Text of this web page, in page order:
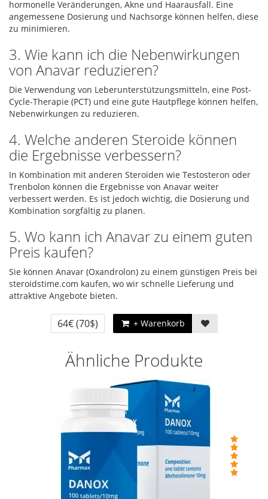
hormonelle Veränderungen, Akne und Haarausfall. Eine
angemessene Dosierung und Nachsorge können helfen, diese
zu minimieren.
3. Wie kann ich die Nebenwirkungen
von Anavar reduzieren?
Die Verwendung von Leberunterstützungsmitteln, eine Post-
Cycle-Therapie (PCT) und eine gute Hautpflege können helfen,
Nebenwirkungen zu reduzieren.
4. Welche anderen Steroide können
die Ergebnisse verbessern?
In Kombination mit anderen Steroiden wie Testosteron oder
Trenbolon können die Ergebnisse von Anavar weiter
verbessert werden. Es ist jedoch wichtig, die Dosierung und
Kombination sorgfältig zu planen.
5. Wo kann ich Anavar zu einem guten
Preis kaufen?
Sie können Anavar (Oxandrolon) zu einem günstigen Preis bei
steroidstime.com kaufen, wo wir schnelle Lieferung und
attraktive Angebote bieten.
64€(70$) + Warenkorb
Ähnliche Produkte